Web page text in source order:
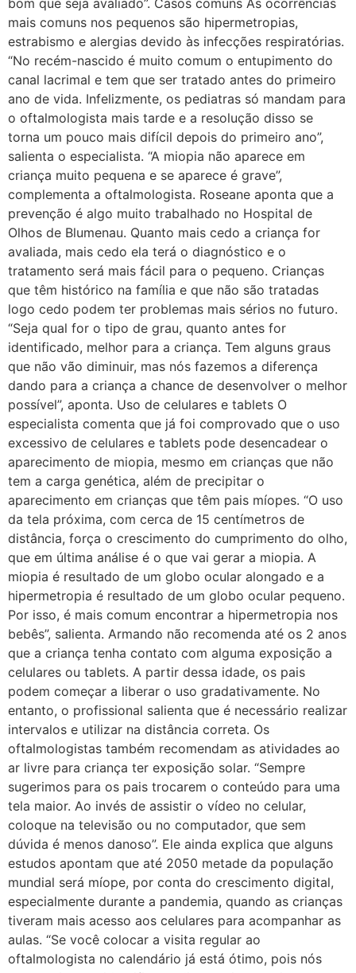
bom que seja avaliado”. Casos comuns As ocorrências
mais comuns nos pequenos são hipermetropias,
estrabismo e alergias devido às infecções respiratórias.
“No recém-nascido é muito comum o entupimento do
canal lacrimal e tem que ser tratado antes do primeiro
ano de vida. Infelizmente, os pediatras só mandam para
o oftalmologista mais tarde e a resolução disso se
torna um pouco mais difícil depois do primeiro ano”,
salienta o especialista. “A miopia não aparece em
criança muito pequena e se aparece é grave”,
complementa a oftalmologista. Roseane aponta que a
prevenção é algo muito trabalhado no Hospital de
Olhos de Blumenau. Quanto mais cedo a criança for
avaliada, mais cedo ela terá o diagnóstico e o
tratamento será mais fácil para o pequeno. Crianças
que têm histórico na família e que não são tratadas
logo cedo podem ter problemas mais sérios no futuro.
“Seja qual for o tipo de grau, quanto antes for
identificado, melhor para a criança. Tem alguns graus
que não vão diminuir, mas nós fazemos a diferença
dando para a criança a chance de desenvolver o melhor
possível”, aponta. Uso de celulares e tablets O
especialista comenta que já foi comprovado que o uso
excessivo de celulares e tablets pode desencadear o
aparecimento de miopia, mesmo em crianças que não
tem a carga genética, além de precipitar o
aparecimento em crianças que têm pais míopes. “O uso
da tela próxima, com cerca de 15 centímetros de
distância, força o crescimento do cumprimento do olho,
que em última análise é o que vai gerar a miopia. A
miopia é resultado de um globo ocular alongado e a
hipermetropia é resultado de um globo ocular pequeno.
Por isso, é mais comum encontrar a hipermetropia nos
bebês”, salienta. Armando não recomenda até os 2 anos
que a criança tenha contato com alguma exposição a
celulares ou tablets. A partir dessa idade, os pais
podem começar a liberar o uso gradativamente. No
entanto, o profissional salienta que é necessário realizar
intervalos e utilizar na distância correta. Os
oftalmologistas também recomendam as atividades ao
ar livre para criança ter exposição solar. “Sempre
sugerimos para os pais trocarem o conteúdo para uma
tela maior. Ao invés de assistir o vídeo no celular,
coloque na televisão ou no computador, que sem
dúvida é menos danoso”. Ele ainda explica que alguns
estudos apontam que até 2050 metade da população
mundial será míope, por conta do crescimento digital,
especialmente durante a pandemia, quando as crianças
tiveram mais acesso aos celulares para acompanhar as
aulas. “Se você colocar a visita regular ao
oftalmologista no calendário já está ótimo, pois nós